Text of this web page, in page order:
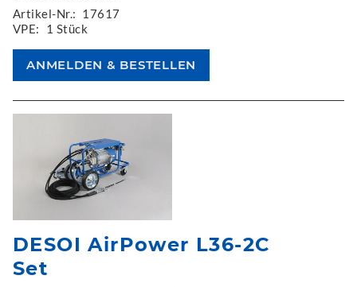
Artikel-Nr.: 17617
VPE:
1 Stück
DESOI AirPower L36-2C
Set